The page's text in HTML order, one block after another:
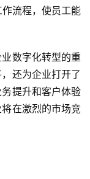
流程，使员工能
数字化转型的重
还为企业打开了
提升和客户体验
在激烈的市场竞